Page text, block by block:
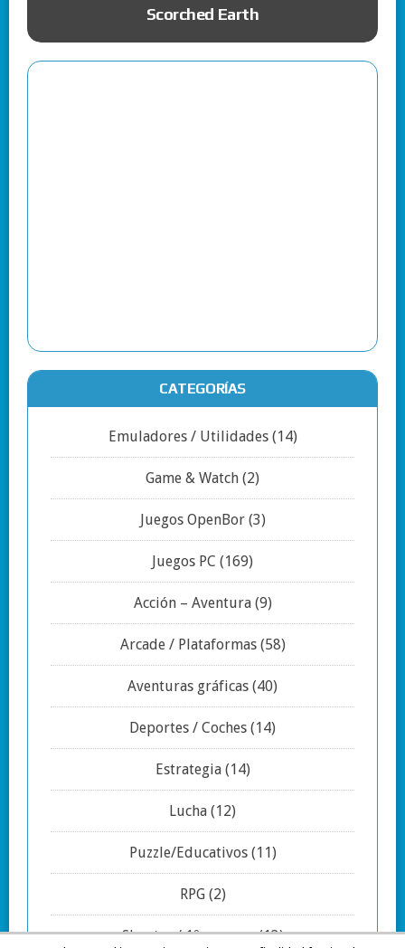
Scorched Earth
CATEGORÍAS
Emuladores / Utilidades(14)
Game & Watch (2)
Juegos OpenBor(3)
Juegos PC (169)
Acción – Aventura(9)
Arcade / Plataformas(58)
Aventuras gráficas (40)
Deportes / Coches (14)
Estrategia(14)
Lucha (12)
Puzzle/Educativos(11)
RPG(2)
Shooter / 1º persona(13)